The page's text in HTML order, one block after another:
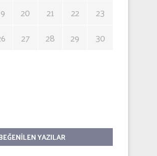
20 21 22
23
27 28 29
30
YAZILAR